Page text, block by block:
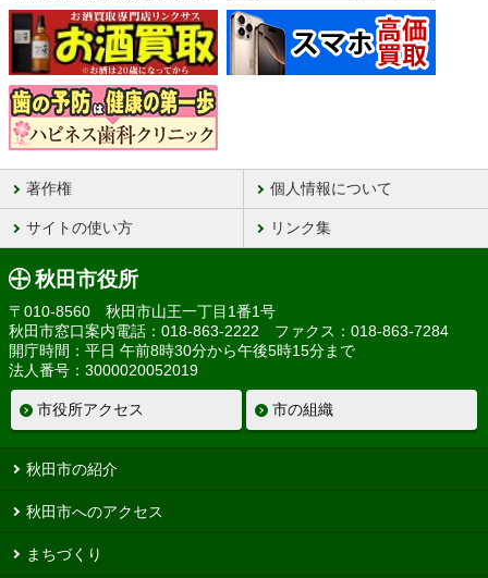
著作権 個人情報について
サイトの使い方 リンク集
秋田市役所
〒010-8560 秋田市山王一丁目1番1号
秋田市窓口案内電話：018-863-2222 ファクス：018-863-7284
開庁時間：平日 午前8時30分から午後5時15分まで
法人番号：3000020052019
市役所アクセス 市の組織
秋田市の紹介
秋田市へのアクセス
まちづくり